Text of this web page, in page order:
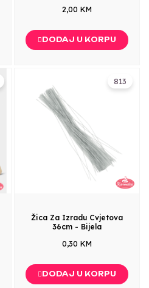
2,00 KM
DODAJ U KORPU
813
Žica Za Izradu Cvjetova
36cm - Bijela
0,30 KM
DODAJ U KORPU